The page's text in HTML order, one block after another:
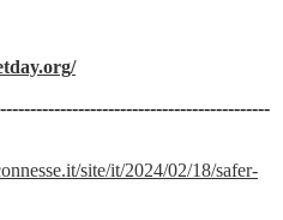
site/it/2024/02/18/safer-